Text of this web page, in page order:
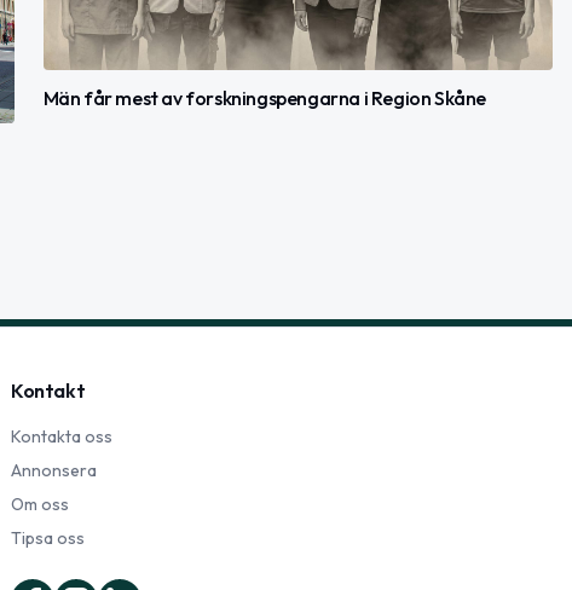
Män får mest av forskningspengarna i Region Skåne
Kontakt
Kontakta oss
Annonsera
Om oss
Tipsa oss